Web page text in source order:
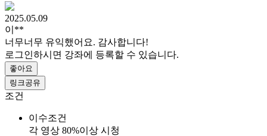
2025.05.09
이**
너무너무 유익했어요. 감사합니다!
로그인하시면 강좌에 등록할 수 있습니다.
좋아요
링크공유
조건
이수조건
각 영상 80%이상 시청